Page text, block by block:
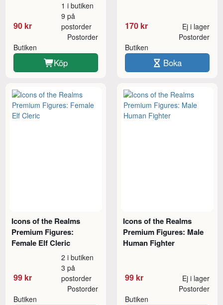
90 kr
1 i butiken
9 på
postorder
Butiken
Postorder
Köp
170 kr Ej i lager
Butiken
Postorder
Boka
Icons of the Realms
Premium Figures:
Female Elf Cleric
99 kr
2 i butiken
3 på
postorder
Butiken
Postorder
Icons of the Realms
Premium Figures: Male
Human Fighter
99 kr Ej i lager
Butiken
Postorder